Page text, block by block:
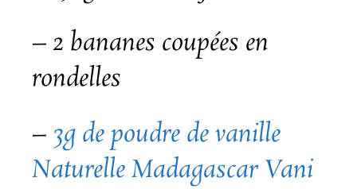
– 2 bananes coupées en
rondelles
– 3g de poudre de vanille
Naturelle Madagascar Vani